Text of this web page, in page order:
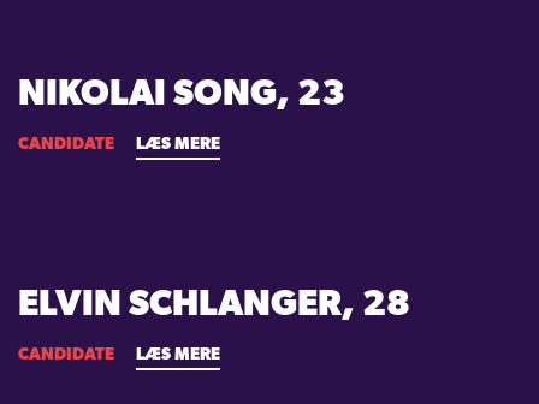
NIKOLAI SONG, 23
CANDIDATE LÆS MERE
ELVIN SCHLANGER, 28
CANDIDATE LÆS MERE